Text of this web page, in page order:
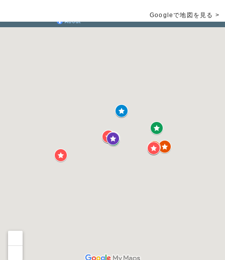
Googleで地図を見る >